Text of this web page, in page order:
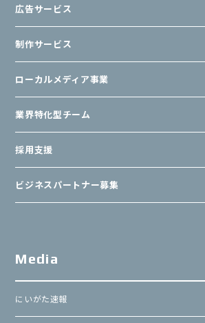
広告サービス
制作サービス
ローカルメディア事業
業界特化型チーム
採用支援
ビジネスパートナー募集
Media
にいがた速報